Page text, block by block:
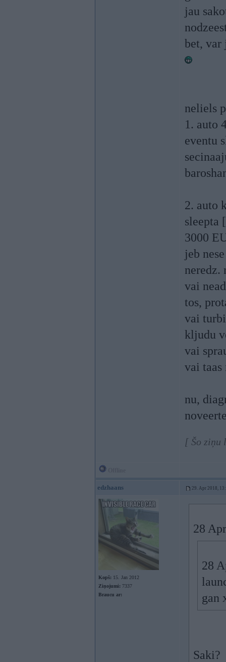
jau
bet, var
neliels
1. auto
eventu
2. auto
sleepta
3000
jeb
neredz.
vai
tos,
vai
kljudu
vai
vai taas
nu,
[ Šo ziņu
edzhaans 29. Apr 2018,
Kopš: 15. Jan 2012
Ziņojumi: 7337
Braucu ar:
28
28
gan
Saki?